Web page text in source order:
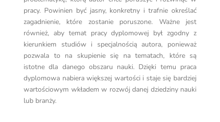
pracy. Powinien być jasny, konkretny i trafnie określać
zagadnienie, które zostanie poruszone. Ważne jest
również, aby temat pracy dyplomowej był zgodny z
kierunkiem studiów i specjalnością autora, ponieważ
pozwala to na skupienie się na tematach, które są
istotne dla danego obszaru nauki. Dzięki temu praca
dyplomowa nabiera większej wartości i staje się bardziej
wartościowym wkładem w rozwój danej dziedziny nauki
lub branży.